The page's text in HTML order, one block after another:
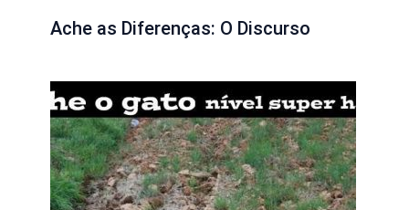
Ache as Diferenças: O Discurso